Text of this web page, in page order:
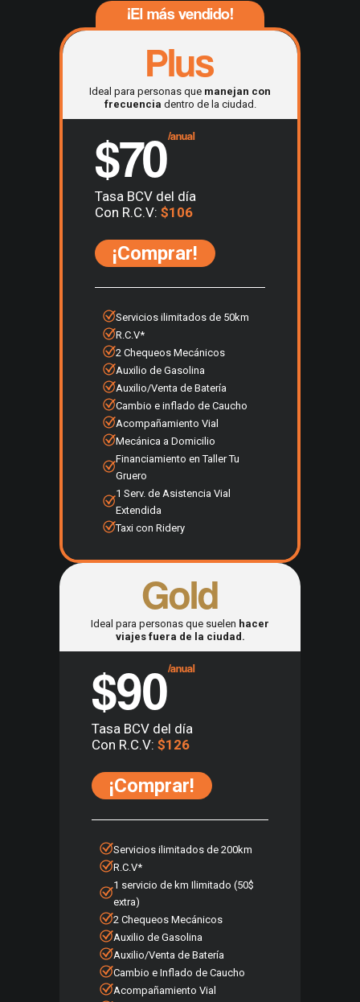
¡El más vendido!
Plus
Ideal para personas que manejan con
frecuencia dentro de la ciudad.
$70/anual
Tasa BCV del día
Con R.C.V: $106
¡Comprar!
Servicios ilimitados de 50km
R.C.V*
2 Chequeos Mecánicos
Auxilio de Gasolina
Auxilio/Venta de Batería
Cambio e inflado de Caucho
Acompañamiento Vial
Mecánica a Domicilio
Financiamiento en Taller Tu
Gruero
1 Serv. de Asistencia Vial
Extendida
Taxi con Ridery
Gold
Ideal para personas que suelen hacer
viajes fuera de la ciudad.
$90/anual
Tasa BCV del día
Con R.C.V: $126
¡Comprar!
Servicios ilimitados de 200km
R.C.V*
1 servicio de km Ilimitado (50$
extra)
2 Chequeos Mecánicos
Auxilio de Gasolina
Auxilio/Venta de Batería
Cambio e Inflado de Caucho
Acompañamiento Vial